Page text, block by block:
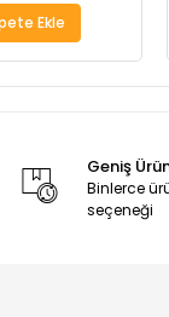
Ekle
Geniş
Binlerce
seçeneği